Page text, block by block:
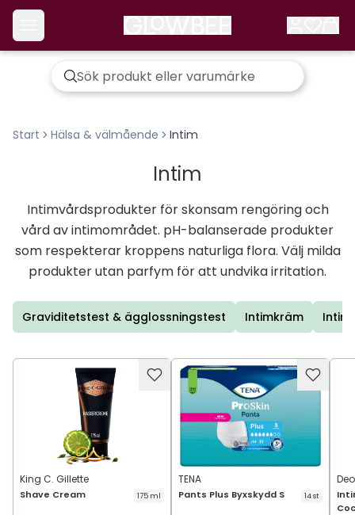
Start Hälsa & välmående Intim
Intim
Intimvårdsprodukter för skonsam rengöring och
vård av intimområdet. pH-balanserade produkter
som respekterar kroppens naturliga flora. Välj milda
produkter utan parfym för att undvika irritation.
Graviditetstest & ägglossningstest Intimkräm
King C. Gillette
Shave Cream 175 ml
TENA
Pants Plus Byxskydd S 14 st